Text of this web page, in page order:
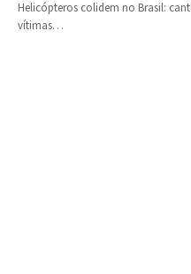
Helicópteros colidem no Brasil:
vítimas…